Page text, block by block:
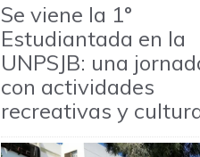
Se viene la 1°
Estudiantada en la
UNPSJB: una
con actividades
recreativas y